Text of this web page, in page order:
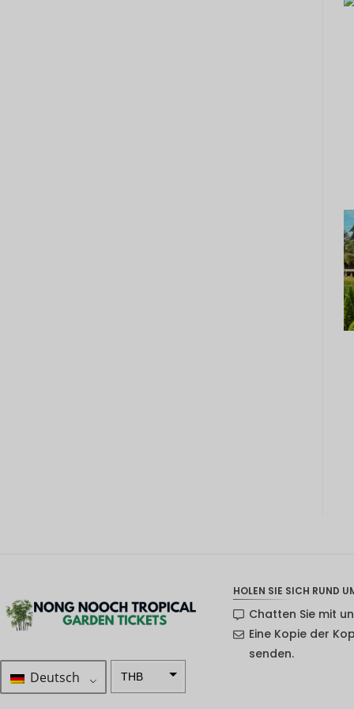
Deutsch THB
HOLEN SIE SICH RUND
Chatten Sie mit
Eine Kopie der
senden.